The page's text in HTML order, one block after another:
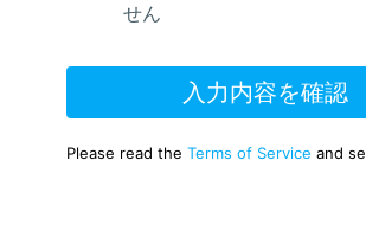
せん
入力内容を確認
Please read the Terms of Service and